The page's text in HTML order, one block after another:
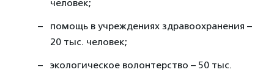
человек;
помощь в учреждениях здравоохранения –
20 тыс. человек;
экологическое волонтерство – 50 тыс.